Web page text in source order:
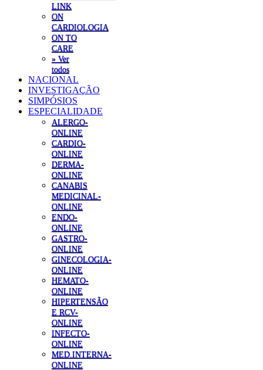
LINK
ON
CARDIOLOGIA
ON TO
CARE
» Ver
todos
NACIONAL
INVESTIGAÇÃO
SIMPÓSIOS
ESPECIALIDADE
ALERGO-
ONLINE
CARDIO-
ONLINE
DERMA-
ONLINE
CANABIS
MEDICINAL-
ONLINE
ENDO-
ONLINE
GASTRO-
ONLINE
GINECOLOGIA-
ONLINE
HEMATO-
ONLINE
HIPERTENSÃO
E RCV-
ONLINE
INFECTO-
ONLINE
MED.INTERNA-
ONLINE